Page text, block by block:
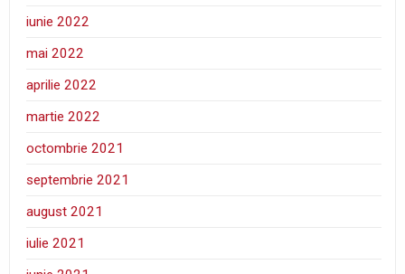
iunie 2022
mai 2022
aprilie 2022
martie 2022
octombrie 2021
septembrie 2021
august 2021
iulie 2021